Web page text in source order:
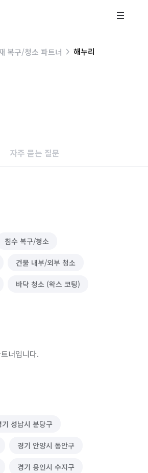
복구/청소 파트너 해누리
자주 묻는 질문
침수 복구/청소
건물 내부/외부 청소
바닥 청소 (왁스 코팅)
너입니다.
기 성남시 분당구
경기 안양시 동안구
경기 용인시 수지구